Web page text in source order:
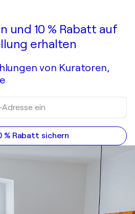
und 10 % Rabatt auf
erhalten
von Kuratoren,
% Rabatt sichern